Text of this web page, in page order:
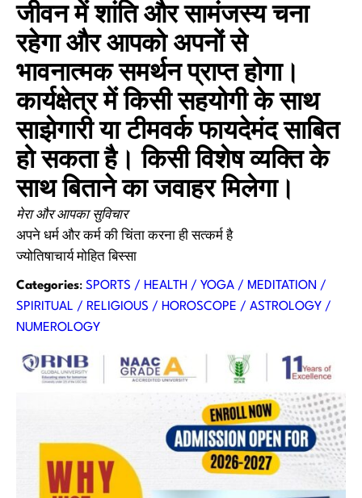
जीवन में शांति और सामंजस्य चना
रहेगा और आपको अपनों से
भावनात्मक समर्थन प्राप्त होगा।
कार्यक्षेत्र में किसी सहयोगी के साथ
साझेगारी या टीमवर्क फायदेमंद साबित
हो सकता है। किसी विशेष व्यक्ति के
साथ बिताने का जवाहर मिलेगा।
मेरा और आपका सुविचार
अपने धर्म और कर्म की चिंता करना ही सत्कर्म है
ज्योतिषाचार्य मोहित बिस्सा
Categories: SPORTS / HEALTH / YOGA / MEDITATION /
SPIRITUAL / RELIGIOUS / HOROSCOPE / ASTROLOGY /
NUMEROLOGY